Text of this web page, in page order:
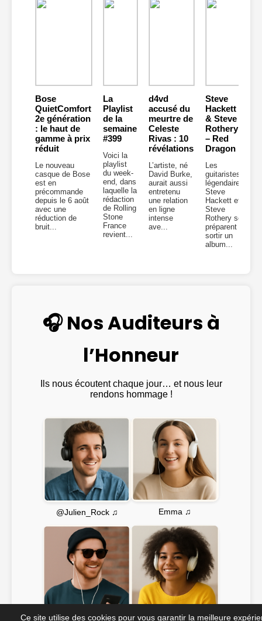
Bose
QuietComfort
2e génération
: le haut de
gamme à prix
réduit
Le nouveau
casque de Bose
est en
précommande
depuis le 6 août
avec une
réduction de
bruit...
La
Playlist
de la
semaine
#399
Voici la
playlist
du week-
end, dans
laquelle la
rédaction
de Rolling
Stone
France
revient...
d4vd
accusé du
meurtre de
Celeste
Rivas : 10
révélations
L’artiste, né
David Burke,
aurait aussi
entretenu
une relation
en ligne
intense
ave...
Steve
Hackett
& Steve
Rothery
– Red
Dragon
Les
guitaristes
légendaires
Steve
Hackett et
Steve
Rothery se
préparent à
sortir un
album...
🎧 Nos Auditeurs à
l’Honneur
Ils nous écoutent chaque jour… et nous leur
rendons hommage !
@Julien_Rock ♫ Emma ♫
Ce site utilise des cookies pour vous garantir la meilleure